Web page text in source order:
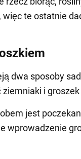
te ostatnie
dwa sposoby
i
jest
wprowadzenie